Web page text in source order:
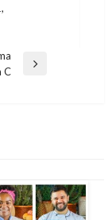
C